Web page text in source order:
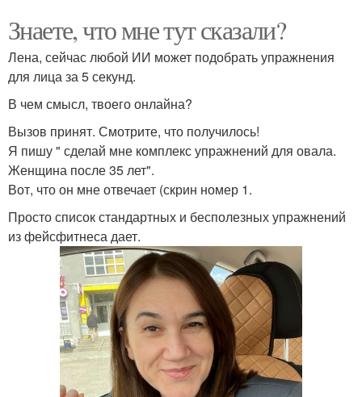
Знаете, что мне тут сказали?
Лена, сейчас любой ИИ может подобрать упражнения
для лица за 5 секунд.
В чем смысл, твоего онлайна?
Вызов принят. Смотрите, что получилось!
Я пишу " сделай мне комплекс упражнений для овала.
Женщина после 35 лет".
Вот, что он мне отвечает (скрин номер 1.
Просто список стандартных и бесполезных упражнений
из фейсфитнеса дает.